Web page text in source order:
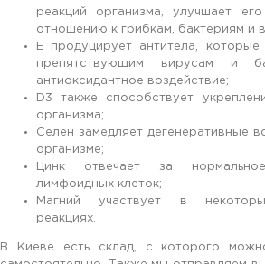
реакций организма, улучшает
отношению к грибкам, бактериям и
Е продуцирует антитела, которые
препятствующим вирусам и
антиоксидантное воздействие;
D3 также способствует
организма;
Селен замедляет дегенеративные
организме;
Цинк отвечает за
лимфоидных клеток;
Магний участвует в
реакциях.
В Киеве есть склад, с которого